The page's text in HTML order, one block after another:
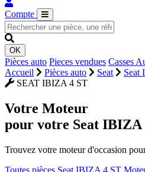
Compte
OK
Pièces auto Pieces vendues Casses
Accueil
Pièces auto Seat Seat
SEAT IBIZA 4 ST
Votre Moteur
pour votre Seat IBIZA
Trouvez votre moteur d'occasion
Toutes pièces Seat IBIZA 4 ST